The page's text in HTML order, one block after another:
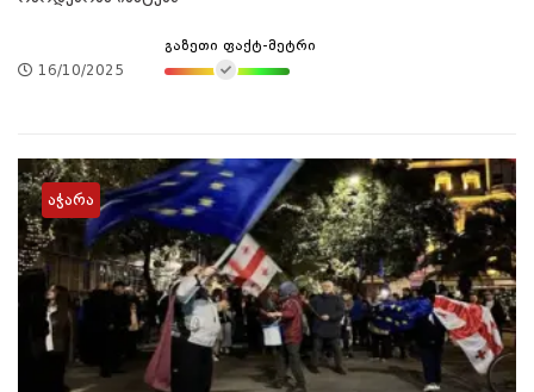
16/10/2025
გაზეთი ფაქტ-მეტრი
აჭარა